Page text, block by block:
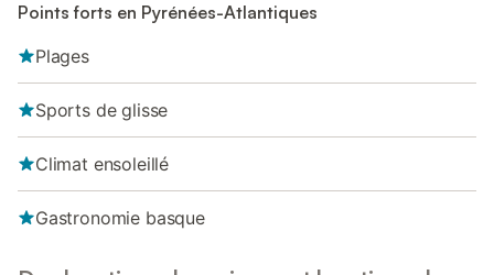
Points forts en Pyrénées-Atlantiques
Plages
Sports de glisse
Climat ensoleillé
Gastronomie basque